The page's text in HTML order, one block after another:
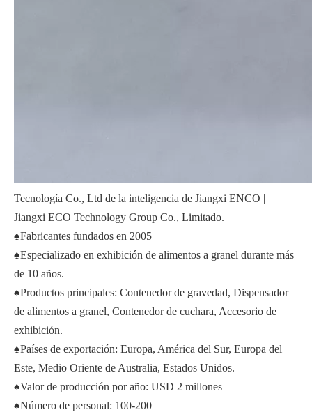
Tecnología Co., Ltd de la inteligencia de Jiangxi ENCO |
Jiangxi ECO Technology Group Co., Limitado.
♠Fabricantes fundados en 2005
♠Especializado en exhibición de alimentos a granel durante más
de 10 años.
♠Productos principales: Contenedor de gravedad, Dispensador
de alimentos a granel, Contenedor de cuchara, Accesorio de
exhibición.
♠Países de exportación: Europa, América del Sur, Europa del
Este, Medio Oriente de Australia, Estados Unidos.
♠Valor de producción por año: USD 2 millones
♠Número de personal: 100-200